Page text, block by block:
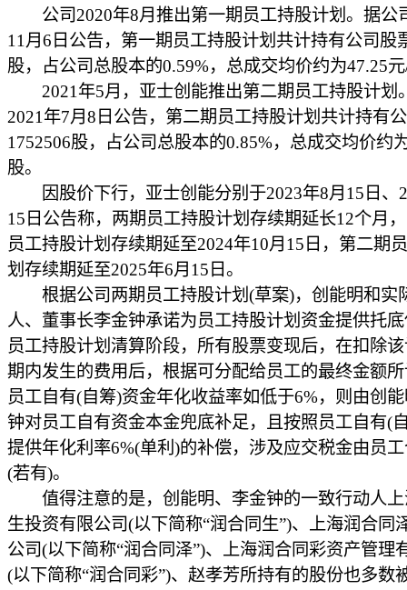
公司2020年8月推出第一期员工持股计划。据公
11月6日公告，第一期员工持股计划共计持有公司股
股，占公司总股本的0.59%，总成交均价约为47.25
2021年5月，亚士创能推出第二期员工持股计划
2021年7月8日公告，第二期员工持股计划共计持有
1752506股，占公司总股本的0.85%，总成交均价约
股。
因股价下行，亚士创能分别于2023年8月15日、
15日公告称，两期员工持股计划存续期延长12个月
员工持股计划存续期延至2024年10月15日，第二期
划存续期延至2025年6月15日。
根据公司两期员工持股计划(草案)，创能明和实
人、董事长李金钟承诺为员工持股计划资金提供托
员工持股计划清算阶段，所有股票变现后，在扣除
期内发生的费用后，根据可分配给员工的最终金额
员工自有(自筹)资金年化收益率如低于6%，则由创
钟对员工自有资金本金兜底补足，且按照员工自有(
提供年化利率6%(单利)的补偿，涉及应交税金由员
(若有)。
值得注意的是，创能明、李金钟的一致行动人上
生投资有限公司(以下简称“润合同生”)、上海润合同
公司(以下简称“润合同泽”)、上海润合同彩资产管理
(以下简称“润合同彩”)、赵孝芳所持有的股份也多数